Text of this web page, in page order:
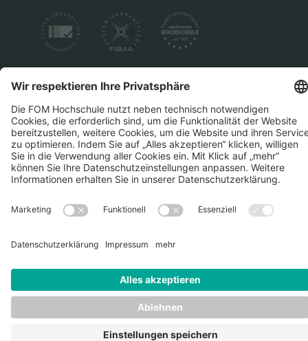
Datenschutz Impressum